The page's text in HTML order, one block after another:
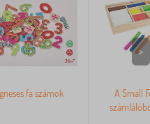
fa számok
A Small
>